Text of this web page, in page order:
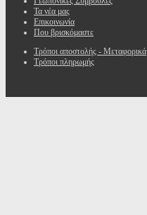
Τα νέα μας
Επικοινωνία
Που βρισκόμαστε
Τρόποι αποστολής - Μεταφορικά
Τρόποι πληρωμής